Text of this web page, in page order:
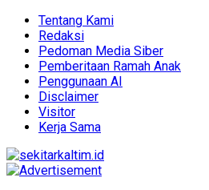
Tentang Kami
Redaksi
Pedoman Media Siber
Pemberitaan Ramah Anak
Penggunaan AI
Disclaimer
Visitor
Kerja Sama